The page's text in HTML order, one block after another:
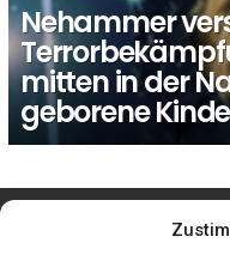
Nehammer
mitten in der
geborene
facebook